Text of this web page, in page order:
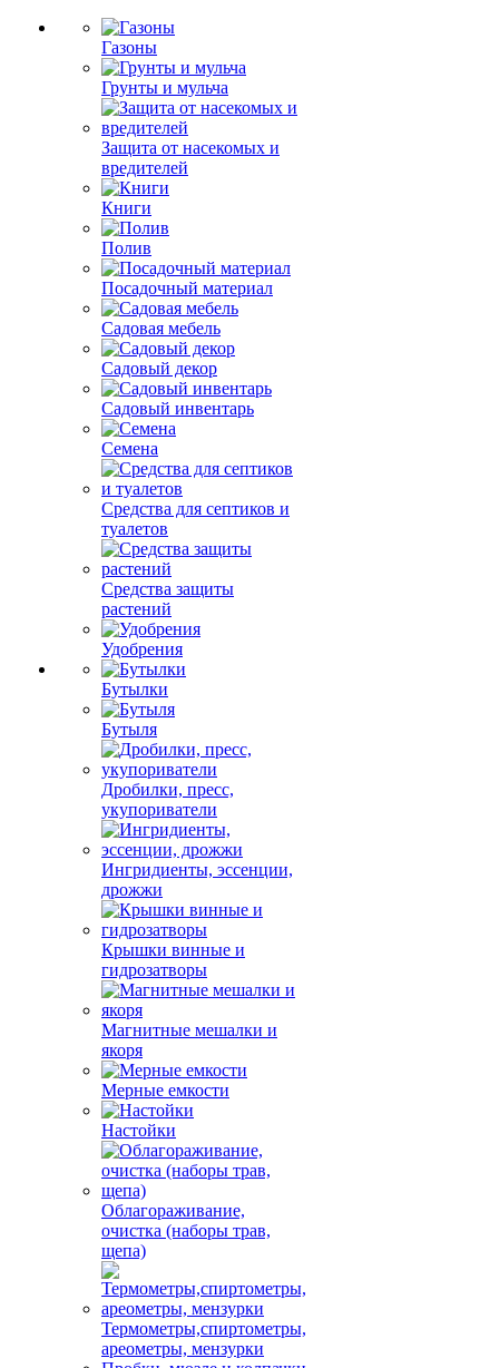
Газоны
Грунты и мульча
Защита от насекомых и
вредителей
Книги
Полив
Посадочный материал
Садовая мебель
Садовый декор
Садовый инвентарь
Семена
Средства для септиков и
туалетов
Средства защиты
растений
Удобрения
Бутылки
Бутыля
Дробилки, пресс,
укупориватели
Ингридиенты, эссенции,
дрожжи
Крышки винные и
гидрозатворы
Магнитные мешалки и
якоря
Мерные емкости
Настойки
Облагораживание,
очистка (наборы трав,
щепа)
Термометры,спиртометры,
ареометры, мензурки